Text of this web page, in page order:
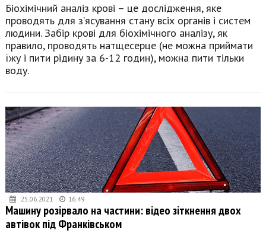
Біохімічний аналіз крові – це дослідження, яке
проводять для з’ясування стану всіх органів і систем
людини. Забір крові для біохімічного аналізу, як
правило, проводять натщесерце (не можна приймати
їжу і пити рідину за 6-12 годин), можна пити тільки
воду.
25.06.2021 16:49
Машину розірвало на частини: відео зіткнення двох
автівок під Франківськом